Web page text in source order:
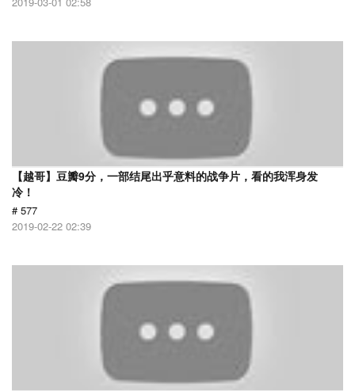
【越哥】豆瓣9分，一部结尾出乎意料的战争片，看的我浑身发
冷！
# 577
2019-02-22 02:39